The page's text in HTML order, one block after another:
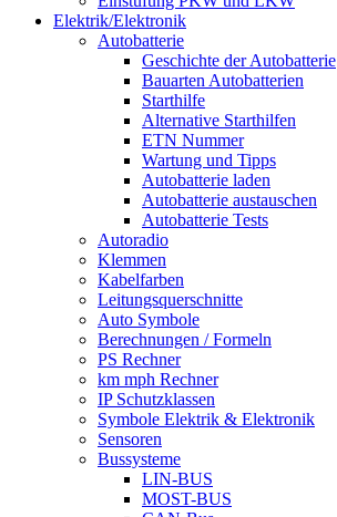
Elektrik/Elektronik
Autobatterie
Geschichte der Autobatterie
Bauarten Autobatterien
Starthilfe
Alternative Starthilfen
ETN Nummer
Wartung und Tipps
Autobatterie laden
Autobatterie austauschen
Autobatterie Tests
Autoradio
Klemmen
Kabelfarben
Leitungsquerschnitte
Auto Symbole
Berechnungen / Formeln
PS Rechner
km mph Rechner
IP Schutzklassen
Symbole Elektrik & Elektronik
Sensoren
Bussysteme
LIN-BUS
MOST-BUS